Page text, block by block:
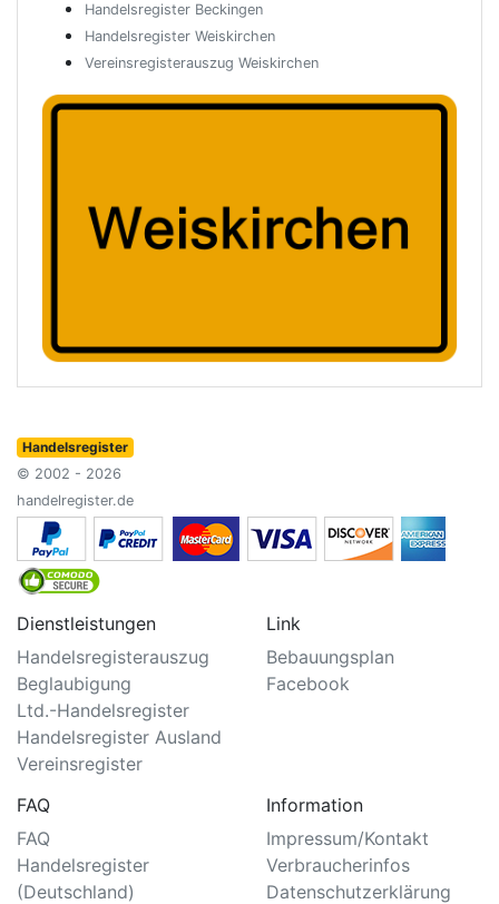
Handelsregister Beckingen
Handelsregister Weiskirchen
Vereinsregisterauszug Weiskirchen
Handelsregister
© 2002 - 2026
handelregister.de
Dienstleistungen
Handelsregisterauszug
Beglaubigung
Ltd.-Handelsregister
Handelsregister Ausland
Vereinsregister
Link
Bebauungsplan
Facebook
FAQ
FAQ
Handelsregister
(Deutschland)
Information
Impressum/Kontakt
Verbraucherinfos
Datenschutzerklärung